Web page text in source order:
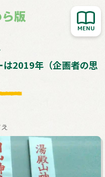
イト
2019年（企画者の思